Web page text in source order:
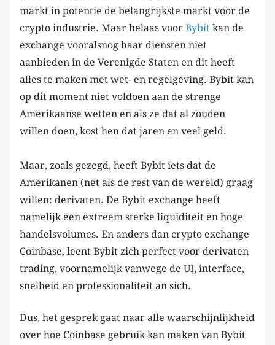
markt in potentie de belangrijkste markt voor de
crypto industrie. Maar helaas voor Bybit kan de
exchange vooralsnog haar diensten niet
aanbieden in de Verenigde Staten en dit heeft
alles te maken met wet- en regelgeving. Bybit kan
op dit moment niet voldoen aan de strenge
Amerikaanse wetten en als ze dat al zouden
willen doen, kost hen dat jaren en veel geld.
Maar, zoals gezegd, heeft Bybit iets dat de
Amerikanen (net als de rest van de wereld) graag
willen: derivaten. De Bybit exchange heeft
namelijk een extreem sterke liquiditeit en hoge
handelsvolumes. En anders dan crypto exchange
Coinbase, leent Bybit zich perfect voor derivaten
trading, voornamelijk vanwege de UI, interface,
snelheid en professionaliteit an sich.
Dus, het gesprek gaat naar alle waarschijnlijkheid
over hoe Coinbase gebruik kan maken van Bybit